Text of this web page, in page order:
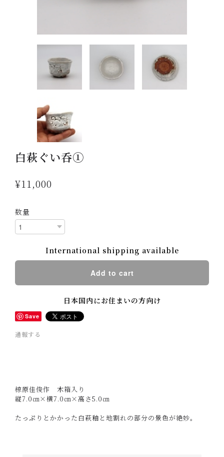
白萩ぐい呑①
¥11,000
数量
International shipping available
Add to cart
日本国内にお住まいの方向け
Save
通報する
椋原佳俊作 木箱入り
縦7.0㎝×横7.0㎝×高さ5.0㎝
たっぷりとかかった白萩釉と地割れの部分の景色が絶妙。